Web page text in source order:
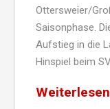
Ottersweier/
Saisonphase.
Aufstieg in die
Hinspiel beim
Weiterlesen